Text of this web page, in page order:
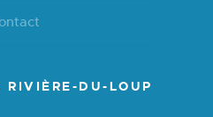
RIVIÈRE-DU-LOUP